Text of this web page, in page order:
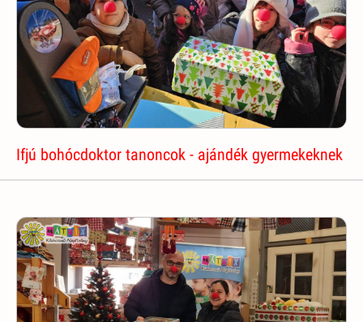
Ifjú bohócdoktor tanoncok - ajándék gyermekeknek